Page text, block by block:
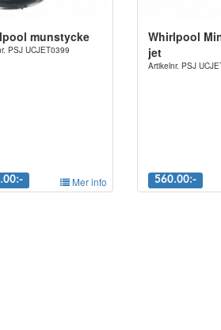
munstycke
PSJ UCJET0399
Mer info
Whirlpool
jet
Artikelnr. PSJ
560.00:-